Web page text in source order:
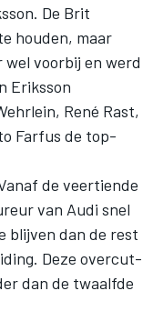
De Brit
houden, maar
voorbij en werd
Eriksson
René Rast,
Farfus de top-
de veertiende
van Audi snel
blijven dan de rest
Deze overcut-
dan de twaalfde